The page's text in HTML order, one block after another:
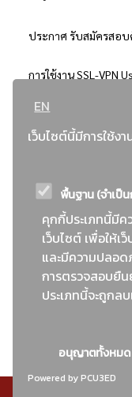
EN
เว็บไซต์นี้มีการใช้ง
พื้นฐาน (จำเป็
คุกกี้ประเภทนี้มีค
เว็บไซต์ เพื่อให้เ
และมีความปลอด
การตรวจสอบยื
ประเภทนี้จะถูกล
อนุญาตทั้งหมด
Powered by PCU3ED
ประกาศ รับสมัครสอบ
การใช้งาน SSL-VPN
..ยอดนิยม..
: วิธีเฉพาะเจาะจง
ข่าวสาร/ประกาศ
: เอกสารส่งเสริมความโป
ข่าวสารจัดซื้อจัดจ้าง
: แผนการจัดซื้อจัดจ้าง